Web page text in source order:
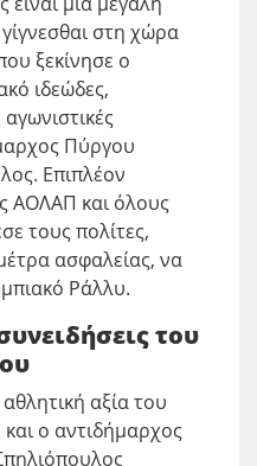
στη χώρα
ξεκίνησε ο
ιδεώδες,
Πύργου
Επιπλέον
ΑΟΛΑΠ και όλους
τους πολίτες,
ασφαλείας, να
Ράλλυ.
του
αξία του
ο αντιδήμαρχος